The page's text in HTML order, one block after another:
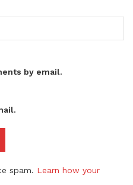
by email.
spam. Learn how your